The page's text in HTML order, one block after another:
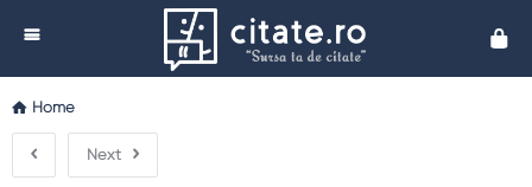
Home
Next